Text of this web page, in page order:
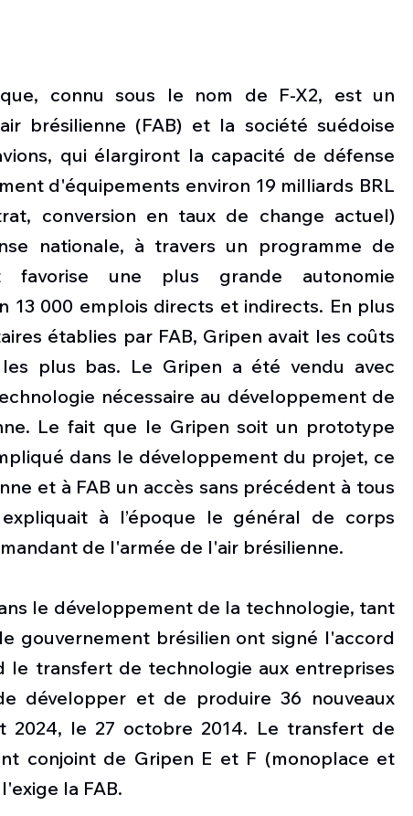
connu sous le nom de F-X2, est un
brésilienne (FAB) et la société suédoise
qui élargiront la capacité de défense
d'équipements environ 19 milliards BRL
conversion en taux de change actuel)
nationale, à travers un programme de
une plus grande autonomie
13 000 emplois directs et indirects. En plus
établies par FAB, Gripen avait les coûts
plus bas. Le Gripen a été vendu avec
nécessaire au développement de
Le fait que le Gripen soit un prototype
dans le développement du projet, ce
et à FAB un accès sans précédent à tous
à l’époque le général de corps
de l'armée de l'air brésilienne.
le développement de la technologie, tant
gouvernement brésilien ont signé l'accord
le transfert de technologie aux entreprises
développer et de produire 36 nouveaux
2024, le 27 octobre 2014. Le transfert de
conjoint de Gripen E et F (monoplace et
la FAB.